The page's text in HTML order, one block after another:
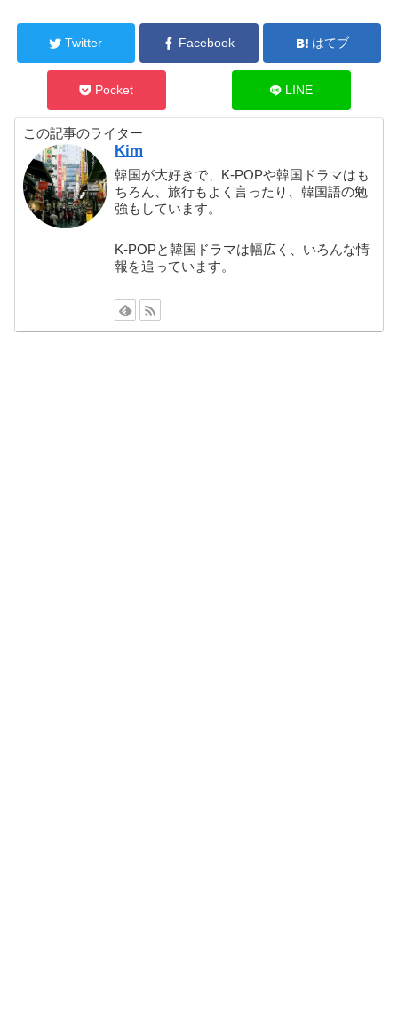
Twitter Facebook はてブ
Pocket LINE
この記事のライター
Kim
韓国が大好きで、K-POPや韓国ドラマはも
ちろん、旅行もよく言ったり、韓国語の勉
強もしています。
K-POPと韓国ドラマは幅広く、いろんな情
報を追っています。